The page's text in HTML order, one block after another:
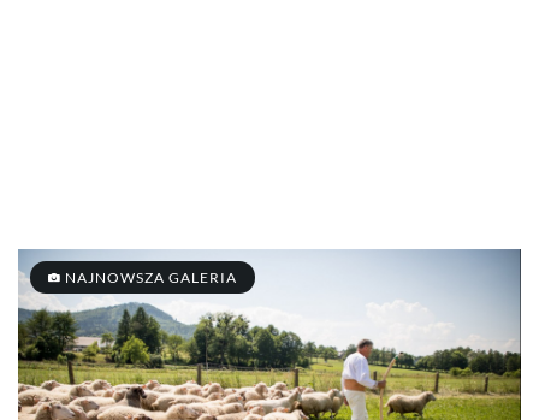
NAJNOWSZA GALERIA